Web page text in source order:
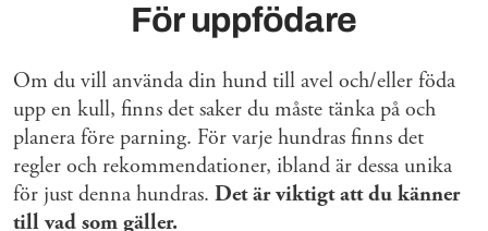
För uppfödare
Om du vill använda din hund till avel och/eller föda
upp en kull, finns det saker du måste tänka på och
planera före parning. För varje hundras finns det
regler och rekommendationer, ibland är dessa unika
för just denna hundras. Det är viktigt att du känner
till vad som gäller.